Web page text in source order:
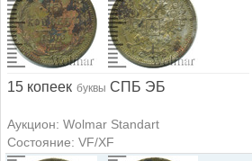
15 копеек буквы СПБ ЭБ
Аукцион: Wolmar Standart
Состояние: VF/XF